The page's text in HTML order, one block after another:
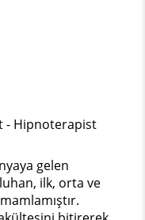
- Hipnoterapist
gelen
ilk, orta ve